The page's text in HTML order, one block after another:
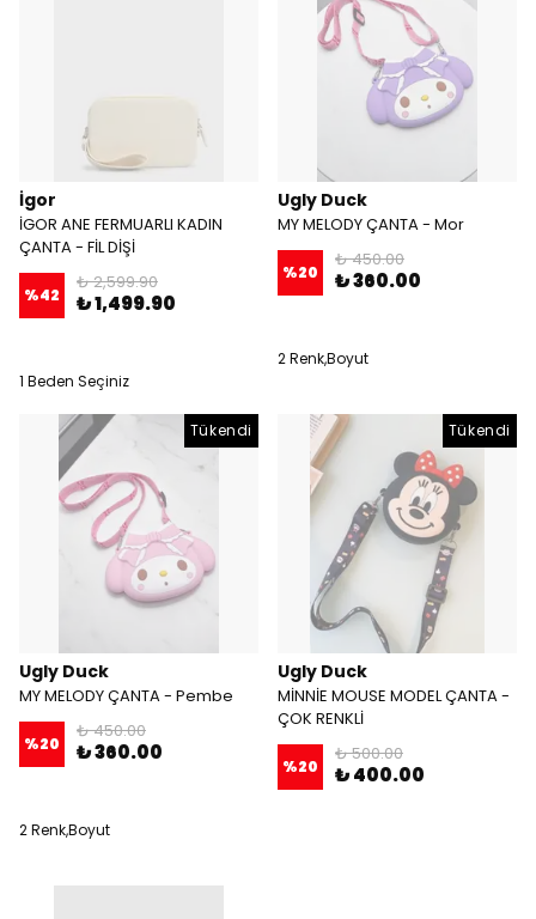
İgor
İGOR ANE FERMUARLI KADIN
ÇANTA - FİL DİŞİ
%42
₺ 2,599.90
₺ 1,499.90
1 Beden Seçiniz
Ugly Duck
MY MELODY ÇANTA - Mor
%20
₺ 450.00
₺ 360.00
2 Renk,Boyut
Tükendi
Ugly Duck
MY MELODY ÇANTA - Pembe
%20
₺ 450.00
₺ 360.00
2 Renk,Boyut
Tükendi
Ugly Duck
MİNNİE MOUSE MODEL ÇANTA -
ÇOK RENKLİ
%20
₺ 500.00
₺ 400.00